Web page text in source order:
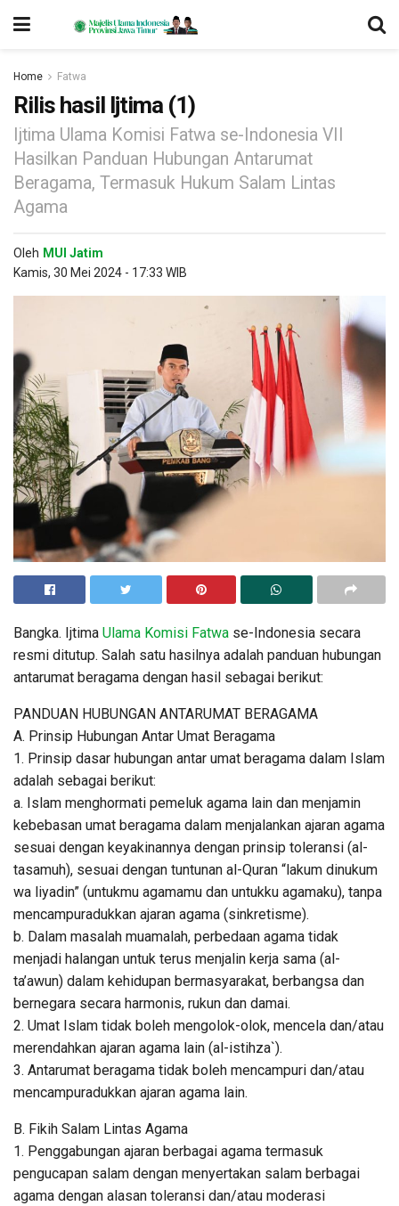
Home Fatwa
Rilis hasil Ijtima (1)
Ijtima Ulama Komisi Fatwa se-Indonesia VII
Hasilkan Panduan Hubungan Antarumat
Beragama, Termasuk Hukum Salam Lintas
Agama
Oleh MUI Jatim
Kamis, 30 Mei 2024 - 17:33 WIB
Bangka. Ijtima Ulama Komisi Fatwa se-Indonesia secara
resmi ditutup. Salah satu hasilnya adalah panduan hubungan
antarumat beragama dengan hasil sebagai berikut:
PANDUAN HUBUNGAN ANTARUMAT BERAGAMA
A. Prinsip Hubungan Antar Umat Beragama
1. Prinsip dasar hubungan antar umat beragama dalam Islam
adalah sebagai berikut:
a. Islam menghormati pemeluk agama lain dan menjamin
kebebasan umat beragama dalam menjalankan ajaran agama
sesuai dengan keyakinannya dengan prinsip toleransi (al-
tasamuh), sesuai dengan tuntunan al-Quran “lakum dinukum
wa liyadin” (untukmu agamamu dan untukku agamaku), tanpa
mencampuradukkan ajaran agama (sinkretisme).
b. Dalam masalah muamalah, perbedaan agama tidak
menjadi halangan untuk terus menjalin kerja sama (al-
ta’awun) dalam kehidupan bermasyarakat, berbangsa dan
bernegara secara harmonis, rukun dan damai.
2. Umat Islam tidak boleh mengolok-olok, mencela dan/atau
merendahkan ajaran agama lain (al-istihza`).
3. Antarumat beragama tidak boleh mencampuri dan/atau
mencampuradukkan ajaran agama lain.
B. Fikih Salam Lintas Agama
1. Penggabungan ajaran berbagai agama termasuk
pengucapan salam dengan menyertakan salam berbagai
agama dengan alasan toleransi dan/atau moderasi